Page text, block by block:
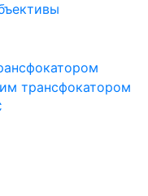
трансфокатором